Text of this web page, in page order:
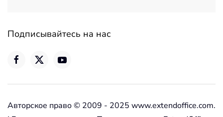
Подписывайтесь на нас
Авторское право © 2009 - 2025 www.extendoffice.com.